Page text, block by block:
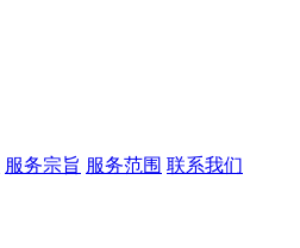
服务宗旨 服务范围 联系我们